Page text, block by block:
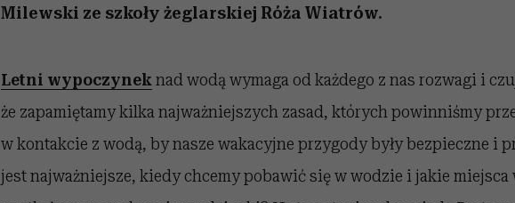
Milewski ze szkoły żeglarskiej Róża Wiatrów.
Letni wypoczynek nad wodą wymaga od każdego z nas rozwagi i
że zapamiętamy kilka najważniejszych zasad, których powinniśmy
w kontakcie z wodą, by nasze wakacyjne przygody były bezpieczne i
jest najważniejsze, kiedy chcemy pobawić się w wodzie i jakie miejsca